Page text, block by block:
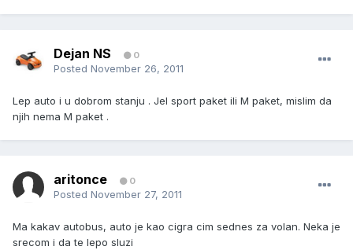
Dejan NS 0
Posted November 26, 2011
Lep auto i u dobrom stanju . Jel sport paket ili M paket, mislim da
njih nema M paket .
aritonce 0
Posted November 27, 2011
Ma kakav autobus, auto je kao cigra cim sednes za volan. Neka je
srecom i da te lepo sluzi